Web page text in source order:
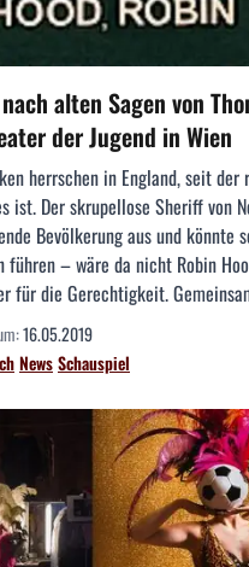
alten Sagen von
der Jugend in Wien
herrschen in England, seit der
ist. Der skrupellose Sheriff von
Bevölkerung aus und könnte
führen – wäre da nicht Robin
für die Gerechtigkeit.
16.05.2019
NewsSchauspiel